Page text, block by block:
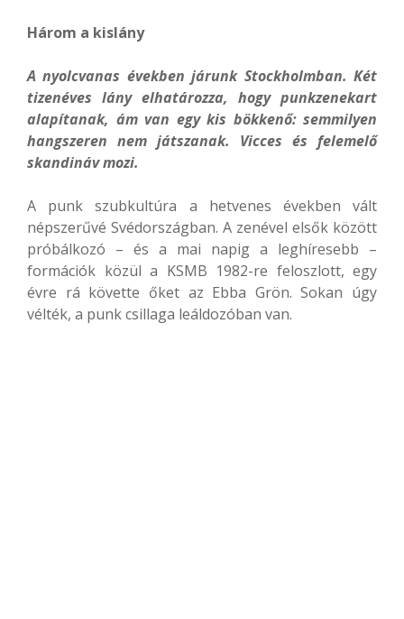
Három a kislány
A nyolcvanas években járunk Stockholmban. Két
tizenéves lány elhatározza, hogy punkzenekart
alapítanak, ám van egy kis bökkenő: semmilyen
hangszeren nem játszanak. Vicces és felemelő
skandináv mozi.
A punk szubkultúra a hetvenes években vált
népszerűvé Svédországban. A zenével elsők között
próbálkozó – és a mai napig a leghíresebb –
formációk közül a KSMB 1982-re feloszlott, egy
évre rá követte őket az Ebba Grön. Sokan úgy
vélték, a punk csillaga leáldozóban van.